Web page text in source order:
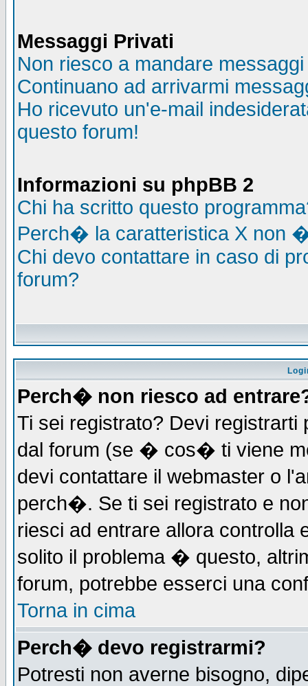
Messaggi Privati
Non riesco a mandare
Continuano ad arrivarmi
Ho ricevuto un'e-mail
questo forum!
Informazioni su phpBB 2
Chi ha scritto questo
Perch� la caratteristica X non
Chi devo contattare in caso di
forum?
Perch� non riesco ad
Ti sei registrato? Devi registrarti
dal forum (se � cos� ti viene
devi contattare il webmaster o
perch�. Se ti sei registrato e
riesci ad entrare allora controlla
solito il problema � questo,
forum, potrebbe esserci una
Torna in cima
Perch� devo registrarmi?
Potresti non averne bisogno,